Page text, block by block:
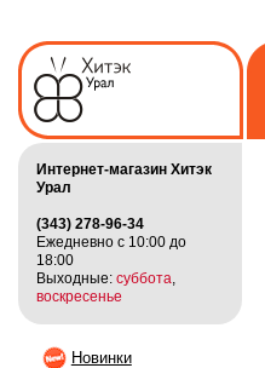
Интернет-магазин Хитэк
Урал
(343) 278-96-34
Ежедневно с 10:00 до
18:00
Выходные: суббота
воскресенье
Новинки